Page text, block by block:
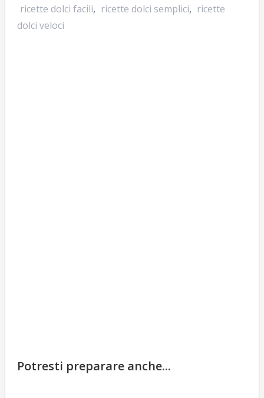
ricette dolci facili, ricette dolci semplici, ricette
dolci veloci
Potresti preparare anche...